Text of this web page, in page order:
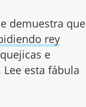
demuestra que
rey
e
esta fábula